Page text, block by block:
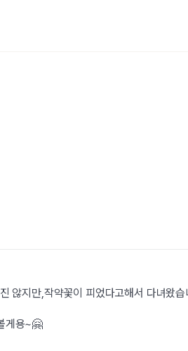
않지만,작약꽃이 피었다고해서 다녀왔
게용~🤗